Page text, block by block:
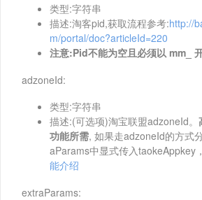
类型:字符串
描述:淘客pid,获取流程参考:http://
m/portal/doc?articleId=220
注意:Pid不能为空且必须以 mm_
adzoneId:
类型:字符串
描述:(可选项)淘宝联盟adzoneId。
功能所需, 如果走adzoneId的方式
aParams中显式传入taokeAppkey
能介绍
extraParams: